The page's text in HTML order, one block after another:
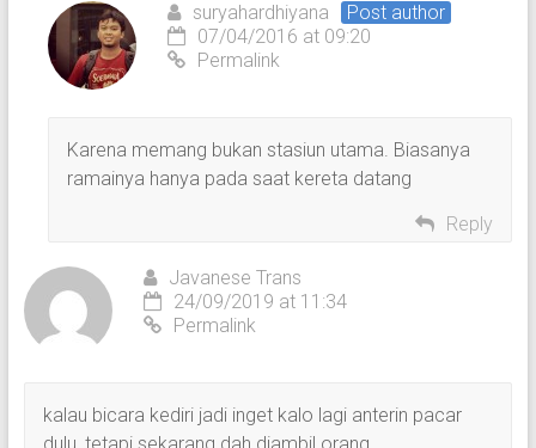
suryahardhiyana
Post author
07/04/2016 at 09:20
Permalink
Karena memang bukan stasiun utama. Biasanya
ramainya hanya pada saat kereta datang
Reply
Javanese Trans
24/09/2019 at 11:34
Permalink
kalau bicara kediri jadi inget kalo lagi anterin pacar